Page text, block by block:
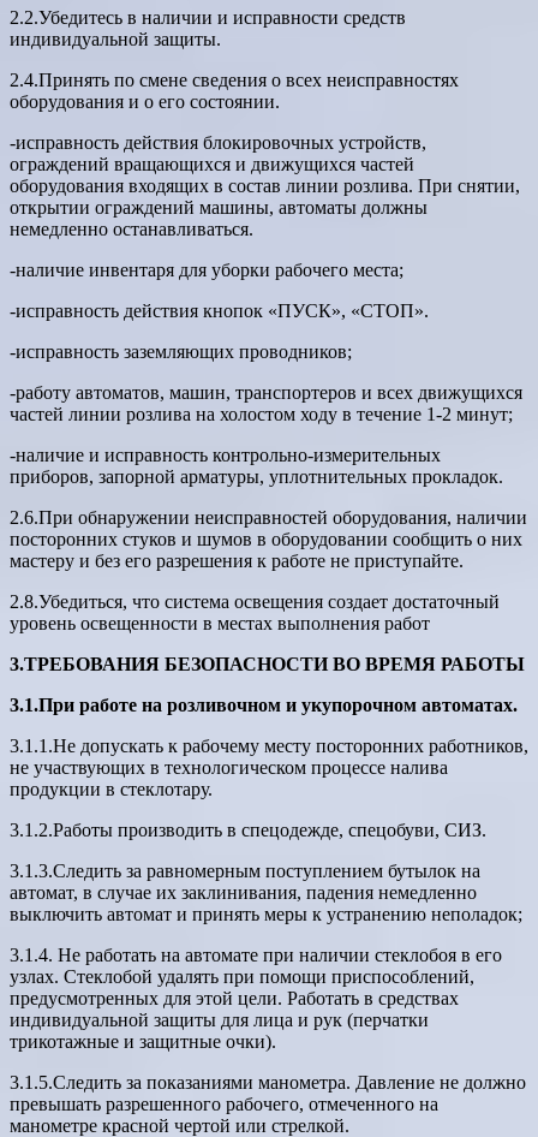
2.2.Убедитесь в наличии и исправности средств
индивидуальной защиты.
2.4.Принять по смене сведения о всех неисправностях
оборудования и о его состоянии.
-исправность действия блокировочных устройств,
ограждений вращающихся и движущихся частей
оборудования входящих в состав линии розлива. При снятии,
открытии ограждений машины, автоматы должны
немедленно останавливаться.
-наличие инвентаря для уборки рабочего места;
-исправность действия кнопок «ПУСК», «СТОП».
-исправность заземляющих проводников;
-работу автоматов, машин, транспортеров и всех движущихся
частей линии розлива на холостом ходу в течение 1-2 минут;
-наличие и исправность контрольно-измерительных
приборов, запорной арматуры, уплотнительных прокладок.
2.6.При обнаружении неисправностей оборудования, наличии
посторонних стуков и шумов в оборудовании сообщить о них
мастеру и без его разрешения к работе не приступайте.
2.8.Убедиться, что система освещения создает достаточный
уровень освещенности в местах выполнения работ
3.ТРЕБОВАНИЯ БЕЗОПАСНОСТИ ВО ВРЕМЯ РАБОТЫ
3.1.При работе на розливочном и укупорочном автоматах.
3.1.1.Не допускать к рабочему месту посторонних работников,
не участвующих в технологическом процессе налива
продукции в стеклотару.
3.1.2.Работы производить в спецодежде, спецобуви, СИЗ.
3.1.3.Следить за равномерным поступлением бутылок на
автомат, в случае их заклинивания, падения немедленно
выключить автомат и принять меры к устранению неполадок;
3.1.4. Не работать на автомате при наличии стеклобоя в его
узлах. Стеклобой удалять при помощи приспособлений,
предусмотренных для этой цели. Работать в средствах
индивидуальной защиты для лица и рук (перчатки
трикотажные и защитные очки).
3.1.5.Следить за показаниями манометра. Давление не должно
превышать разрешенного рабочего, отмеченного на
манометре красной чертой или стрелкой.